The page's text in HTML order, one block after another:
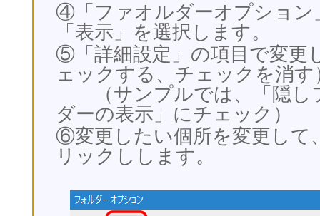
④「ファオルダーオプション
「表示」を選択します。
⑤「詳細設定」の項目で変更
ェックする、チェックを消
（サンプルでは、「隠し
ダーの表示」にチェック）
⑥変更したい個所を変更して
リックしします。